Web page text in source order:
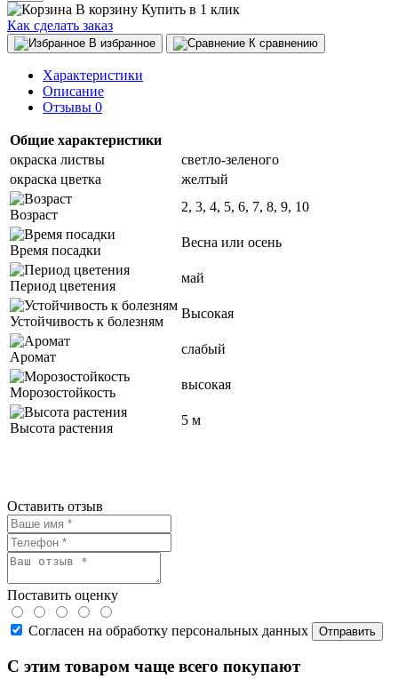
В корзину Купить в 1 клик
Как сделать заказ
В избранное К сравнению
Характеристики
Описание
Отзывы 0
Общие характеристики
окраска листвы
светло-зеленого
окраска цветка
желтый
Возраст
2, 3, 4, 5, 6, 7, 8, 9, 10
Время посадки
Весна или осень
Период цветения
май
Устойчивость к болезням
Высокая
Аромат
слабый
Морозостойкость
высокая
Высота растения
5 м
Оставить отзыв
Поставить оценку
Согласен на обработку персональных данных
С этим товаром чаще всего покупают